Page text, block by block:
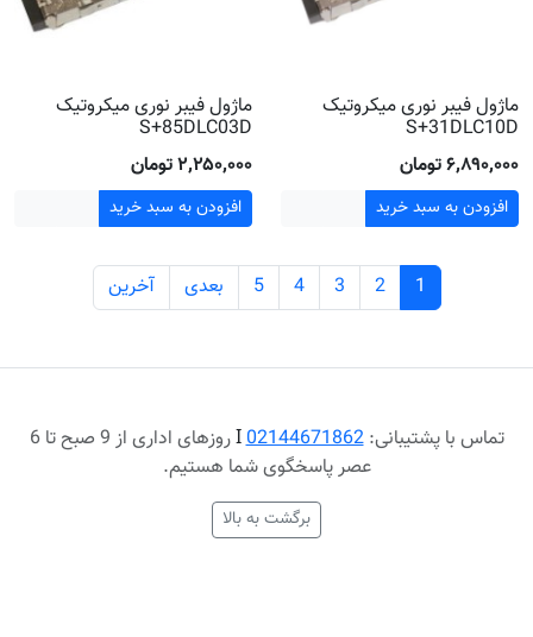
ماژول فیبر نوری میکروتیک
S+31DLC10D
۶٬۸۹۰٬۰۰۰ تومان
افزودن به سبد خرید
ماژول فیبر نوری میکروتیک
S+85DLC03D
۲٬۲۵۰٬۰۰۰ تومان
افزودن به سبد خرید
1
2
3
4
5 بعدی آخرین
تماس با پشتیبانی:02144671862
Ι
روزهای اداری از 9 صبح تا 6
عصر پاسخگوی شما هستیم.
برگشت به بالا